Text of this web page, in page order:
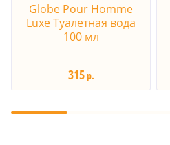
Globe Pour Homme
Luxe Туалетная вода
100 мл
315р.